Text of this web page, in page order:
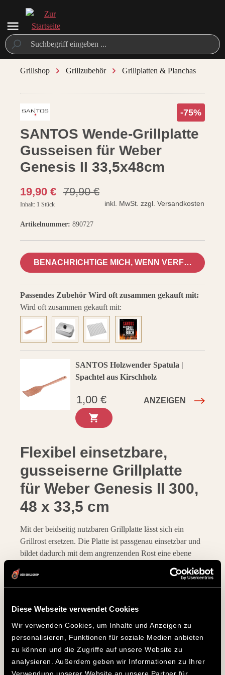
Diese Webseite verwendet Cookies
Wir verwenden Cookies, um Inhalte und Anzeigen zu
personalisieren, Funktionen für soziale Medien anbieten
zu können und die Zugriffe auf unsere Website zu
analysieren. Außerdem geben wir Informationen zu Ihrer
Verwendung unserer Website an unsere Partner für
springen
Grillshop Grillzubehör
Grillplatten & Planchas
-75%
SANTOS Wende-Grillplatte
Gusseisen für Weber
Genesis II 33,5x48cm
19,90 € santosgrills-theme.listing.formerPrice:
79,90 €
Inhalt: 1 Stück inkl. MwSt. zzgl. Versandkosten
Artikelnummer: 890727
BENACHRICHTIGE MICH, WENN VERFÜGBAR
Passendes Zubehör Wird oft zusammen gekauft mit:
Wird oft zusammen gekauft mit:
SANTOS Holzwender Spatula |
Spachtel aus Kirschholz
1,00 € ANZEIGEN
Flexibel einsetzbare,
gusseiserne Grillplatte
für Weber Genesis II 300,
48 x 33,5 cm
Mit der beidseitig nutzbaren Grillplatte lässt sich ein
Grillrost ersetzen. Die Platte ist passgenau einsetzbar und
bildet dadurch mit dem angrenzenden Rost eine ebene
Fläche. Der Platz auf Eurem Grillrost wird so perfekt
genutzt. Je nachdem, was Ihr auf den Grill packt, kommen
die glatte oder die geriffelte Seite zum Einsatz. Dank der
Hitzespeicherung beschert Euch die Grillplatte perfekte
Ergebnisse.
Grillplatte: Glatte Seite
Die glatte Seite der Platte lässt sich wie eine Plancha